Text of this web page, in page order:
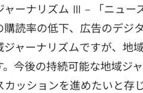
ーナリズム Ⅲ – 「ニュー
読率の低下、広告のデジ
ャーナリズムですが、地
今後の持続可能な地域ジ
ッションを進めたいと存